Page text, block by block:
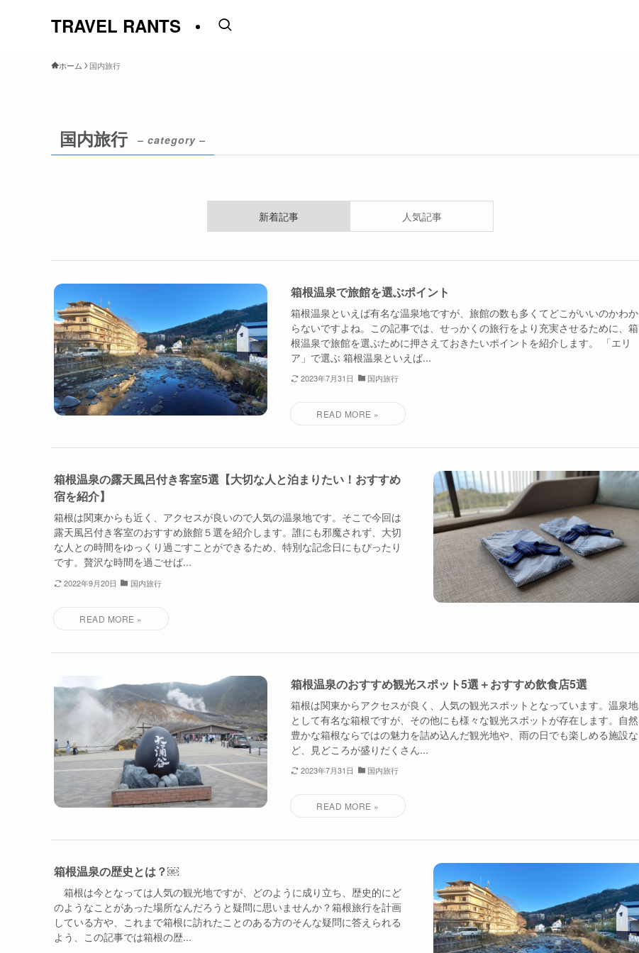
TRAVEL RANTS
ホーム 国内旅行
国内旅行 – category –
新着記事 人気記事
箱根温泉で旅館を選ぶポイント
箱根温泉といえば有名な温泉地ですが、旅館の数も多くてどこがいいのかわか
らないですよね。この記事では、せっかくの旅行をより充実させるために、箱
根温泉で旅館を選ぶために押さえておきたいポイントを紹介します。 「エリ
ア」で選ぶ 箱根温泉といえば...
2023年7月31日 国内旅行
箱根温泉の露天風呂付き客室5選【大切な人と泊まりたい！おすすめ
宿を紹介】
箱根は関東からも近く、アクセスが良いので人気の温泉地です。そこで今回は
露天風呂付き客室のおすすめ旅館５選を紹介します。誰にも邪魔されず、大切
な人との時間をゆっくり過ごすことができるため、特別な記念日にもぴったり
です。贅沢な時間を過ごせば...
2022年9月20日 国内旅行
箱根温泉のおすすめ観光スポット5選＋おすすめ飲食店5選
箱根は関東からアクセスが良く、人気の観光スポットとなっています。温泉地
として有名な箱根ですが、その他にも様々な観光スポットが存在します。自然
豊かな箱根ならではの魅力を詰め込んだ観光地や、雨の日でも楽しめる施設な
ど、見どころが盛りだくさん...
2023年7月31日 国内旅行
箱根温泉の歴史とは？￼
箱根は今となっては人気の観光地ですが、どのように成り立ち、歴史的にど
のようなことがあった場所なんだろうと疑問に思いませんか？箱根旅行を計画
している方や、これまで箱根に訪れたことのある方のそんな疑問に答えられる
よう、この記事では箱根の歴...